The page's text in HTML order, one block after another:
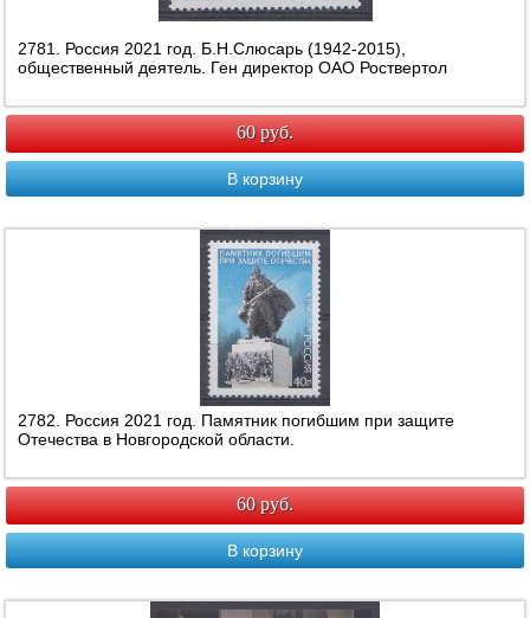
2781. Россия 2021 год. Б.Н.Слюсарь (1942-2015),
общественный деятель. Ген директор ОАО Роствертол
60 руб.
В корзину
2782. Россия 2021 год. Памятник погибшим при защите
Отечества в Новгородской области.
60 руб.
В корзину